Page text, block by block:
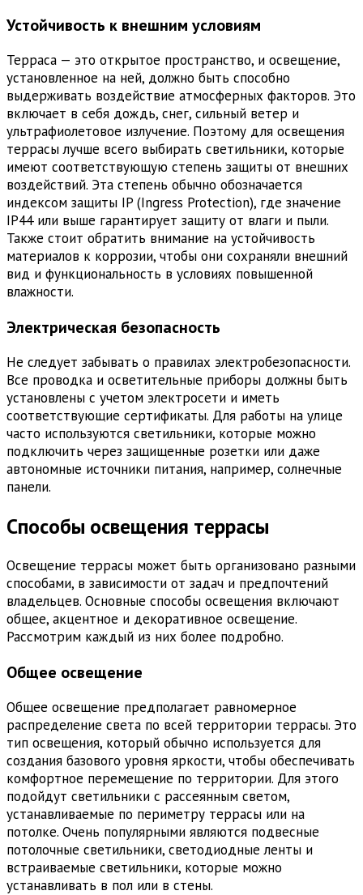
Устойчивость к внешним условиям
Терраса — это открытое пространство, и освещение,
установленное на ней, должно быть способно
выдерживать воздействие атмосферных факторов. Это
включает в себя дождь, снег, сильный ветер и
ультрафиолетовое излучение. Поэтому для освещения
террасы лучше всего выбирать светильники, которые
имеют соответствующую степень защиты от внешних
воздействий. Эта степень обычно обозначается
индексом защиты IP (Ingress Protection), где значение
IP44 или выше гарантирует защиту от влаги и пыли.
Также стоит обратить внимание на устойчивость
материалов к коррозии, чтобы они сохраняли внешний
вид и функциональность в условиях повышенной
влажности.
Электрическая безопасность
Не следует забывать о правилах электробезопасности.
Все проводка и осветительные приборы должны быть
установлены с учетом электросети и иметь
соответствующие сертификаты. Для работы на улице
часто используются светильники, которые можно
подключить через защищенные розетки или даже
автономные источники питания, например, солнечные
панели.
Способы освещения террасы
Освещение террасы может быть организовано разными
способами, в зависимости от задач и предпочтений
владельцев. Основные способы освещения включают
общее, акцентное и декоративное освещение.
Рассмотрим каждый из них более подробно.
Общее освещение
Общее освещение предполагает равномерное
распределение света по всей территории террасы. Это
тип освещения, который обычно используется для
создания базового уровня яркости, чтобы обеспечивать
комфортное перемещение по территории. Для этого
подойдут светильники с рассеянным светом,
устанавливаемые по периметру террасы или на
потолке. Очень популярными являются подвесные
потолочные светильники, светодиодные ленты и
встраиваемые светильники, которые можно
устанавливать в пол или в стены.